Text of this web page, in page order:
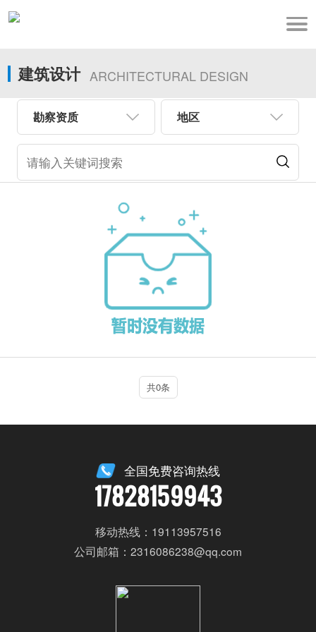
建筑设计 ARCHITECTURAL DESIGN
勘察资质 地区
共0条
全国免费咨询热线
17828159943
移动热线：19113957516
公司邮箱：2316086238@qq.com